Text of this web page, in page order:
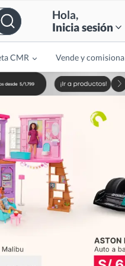
Hola,
Inicia sesión
CMR Vende y comisiona